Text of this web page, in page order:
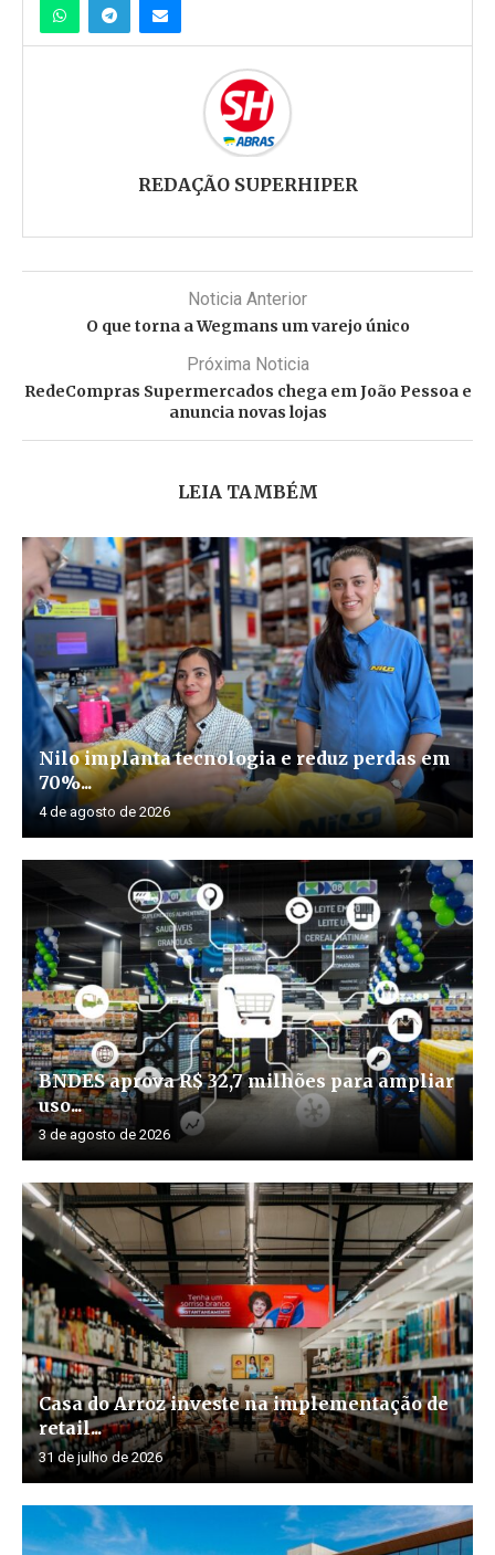
REDAÇÃO SUPERHIPER
Noticia Anterior
O que torna a Wegmans um varejo único
Próxima Noticia
RedeCompras Supermercados chega em João Pessoa e
anuncia novas lojas
LEIA TAMBÉM
Nilo implanta tecnologia e reduz perdas em
70%...
4 de agosto de 2026
BNDES aprova R$ 32,7 milhões para ampliar
uso...
3 de agosto de 2026
Casa do Arroz investe na implementação de
retail...
31 de julho de 2026